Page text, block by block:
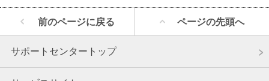
前のページに戻る ページの先頭へ
サポートセンタートップ